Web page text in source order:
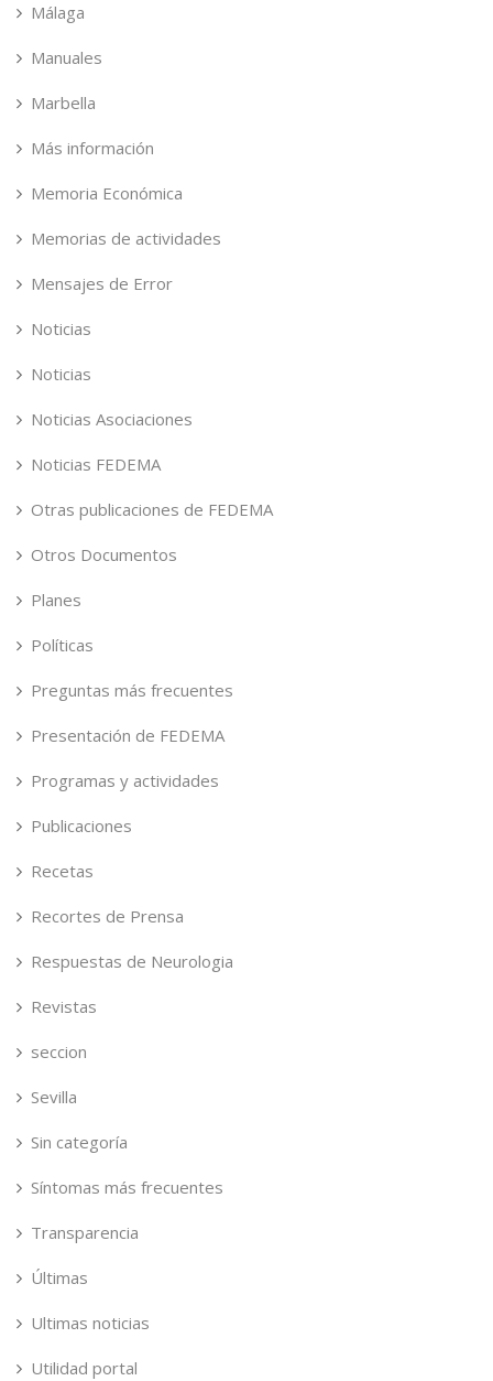
Málaga
Manuales
Marbella
Más información
Memoria Económica
Memorias de actividades
Mensajes de Error
Noticias
Noticias
Noticias Asociaciones
Noticias FEDEMA
Otras publicaciones de FEDEMA
Otros Documentos
Planes
Políticas
Preguntas más frecuentes
Presentación de FEDEMA
Programas y actividades
Publicaciones
Recetas
Recortes de Prensa
Respuestas de Neurologia
Revistas
seccion
Sevilla
Sin categoría
Síntomas más frecuentes
Transparencia
Últimas
Ultimas noticias
Utilidad portal